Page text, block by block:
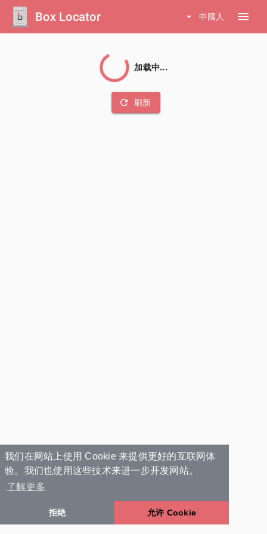
我们在网站上使用 Cookie 来提供更好的互联网体
验。我们也使用这些技术来进一步开发网站。
了解更多
拒绝 允许 Cookie
Box Locator arrow_drop_down 中國人 menu
加载中...
refresh 刷新